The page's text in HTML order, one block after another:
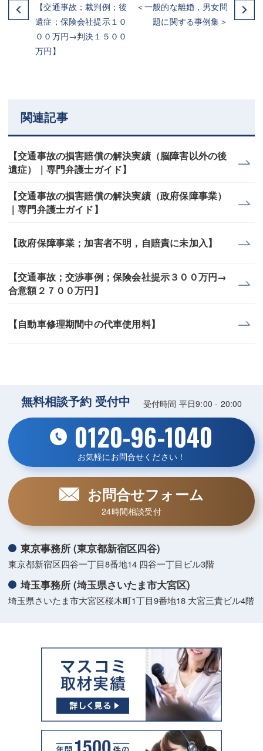
【交通事故；裁判例；後
遺症；保険会社提示１０
００万円→判決１５００
万円】
＜一般的な離婚，男女問
題に関する事例集＞
関連記事
【交通事故の損害賠償の解決実績（脳障害以外の後
遺症）｜専門弁護士ガイド】
【交通事故の損害賠償の解決実績（政府保障事業）
｜専門弁護士ガイド】
【政府保障事業；加害者不明，自賠責に未加入】
【交通事故；交渉事例；保険会社提示３００万円→
合意額２７００万円】
【自動車修理期間中の代車使用料】
無料相談予約 受付中 受付時間 平日9:00 - 20:00
0120-96-1040
お気軽にお問合せください！
お問合せフォーム
24時間相談受付
東京事務所 (東京都新宿区四谷)
東京都新宿区四谷一丁目8番地14 四谷一丁目ビル3階
埼玉事務所 (埼玉県さいたま市大宮区)
埼玉県さいたま市大宮区桜木町1丁目9番地18 大宮三貴ビル4階